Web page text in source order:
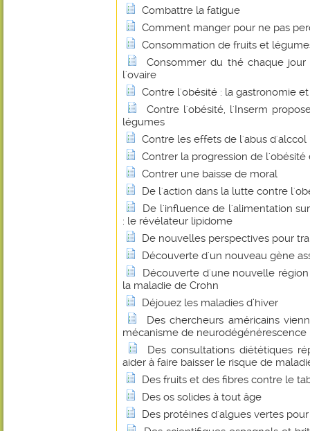
Combattre la fatigue
Comment manger pour ne pas
Consommation de fruits et
Consommer du thé chaque
l'ovaire
Contre l'obésité : la gastronomie
Contre l'obésité, l'Inserm
légumes
Contre les effets de l'abus d'alccol
Contrer la progression de l'obésité
Contrer une baisse de moral
De l'action dans la lutte contre
De l'influence de l'alimentation
: le révélateur lipidome
De nouvelles perspectives pour
Découverte d'un nouveau gène
Découverte d'une nouvelle
la maladie de Crohn
Déjouez les maladies d’hiver
Des chercheurs américains
mécanisme de
Des consultations diététiques
aider à faire baisser le risque de
Des fruits et des fibres contre le
Des os solides à tout âge
Des protéines d'algues vertes